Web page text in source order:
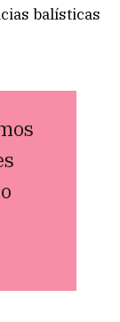
balísticas